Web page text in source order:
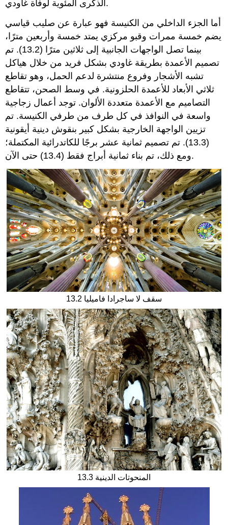
الذكرى المئوية لوفاة غاودي.
أما الجزء الداخلي من الكنيسة فهو عبارة عن صليب قياسي
يضم خمسة ممرات وقبو مركزي يمتد خمسة وأربعين مترًا،
بينما تصل الواجهات الجانبية إلى ثلاثين مترًا (13.2). تم
تصميم الأعمدة بطريقة غاودي بشكل فريد من خلال هياكل
تشبه الأشجار وفروع منتشرة لدعم الحمل، وهو تقاطع
ثلاثي الأبعاد للأعمدة الحلزونية. في وسط الصحن، تتقاطع
التصاميم مع الأعمدة متعددة الألوان. توجد أعمال زجاجية
واسعة في النوافذ في كل طرف من طرفي الكنيسة. تم
تزيين الواجهة الخارجية بشكل كبير بنقوش دينية أيقونية
(13.3). تم تصميم ثمانية عشر برجًا للكاتدرائية المكتملة؛
ومع ذلك، تم بناء ثمانية أبراج فقط (13.4) حتى الآن.
13.2 سقف لا ساجرادا فاميليا
13.3 المنحوتات الدينية